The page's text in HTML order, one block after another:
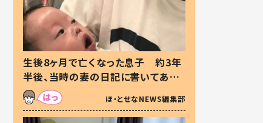
生後8ヶ月で亡くなった息子 約3年
半後、当時の妻の日記に書いてあっ
た本音とは
ほ・とせなNEWS編集部